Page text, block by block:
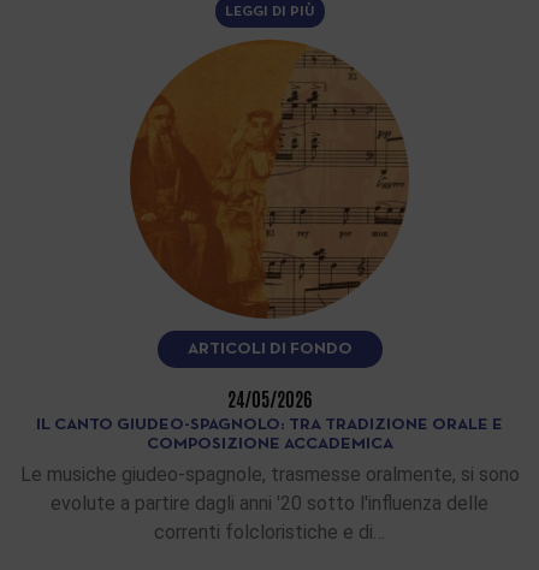
LEGGI DI PIÙ
ARTICOLI DI FONDO
24/05/2026
IL CANTO GIUDEO-SPAGNOLO: TRA TRADIZIONE ORALE E
COMPOSIZIONE ACCADEMICA
Le musiche giudeo-spagnole, trasmesse oralmente, si sono
evolute a partire dagli anni '20 sotto l'influenza delle
correnti folcloristiche e di…